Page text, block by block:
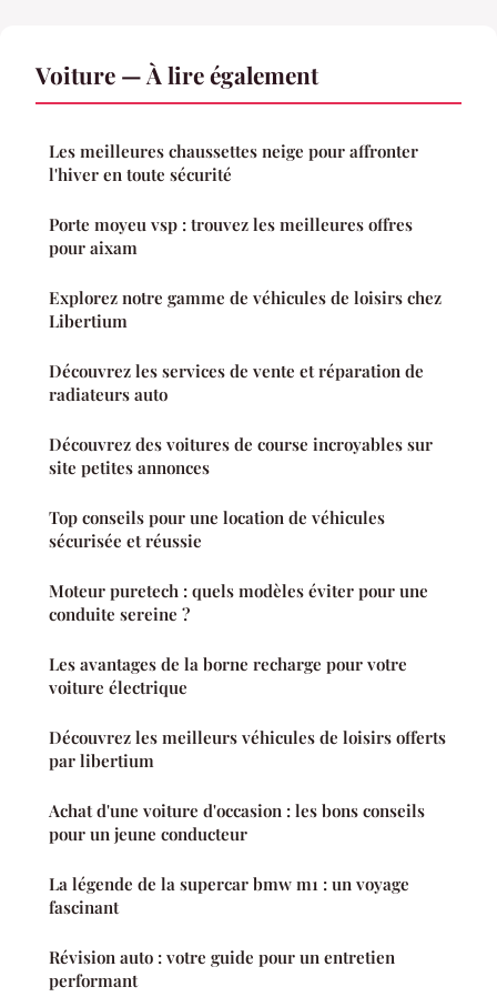
Voiture — À lire également
Les meilleures chaussettes neige pour affronter
l'hiver en toute sécurité
Porte moyeu vsp : trouvez les meilleures offres
pour aixam
Explorez notre gamme de véhicules de loisirs chez
Libertium
Découvrez les services de vente et réparation de
radiateurs auto
Découvrez des voitures de course incroyables sur
site petites annonces
Top conseils pour une location de véhicules
sécurisée et réussie
Moteur puretech : quels modèles éviter pour une
conduite sereine ?
Les avantages de la borne recharge pour votre
voiture électrique
Découvrez les meilleurs véhicules de loisirs offerts
par libertium
Achat d'une voiture d'occasion : les bons conseils
pour un jeune conducteur
La légende de la supercar bmw m1 : un voyage
fascinant
Révision auto : votre guide pour un entretien
performant